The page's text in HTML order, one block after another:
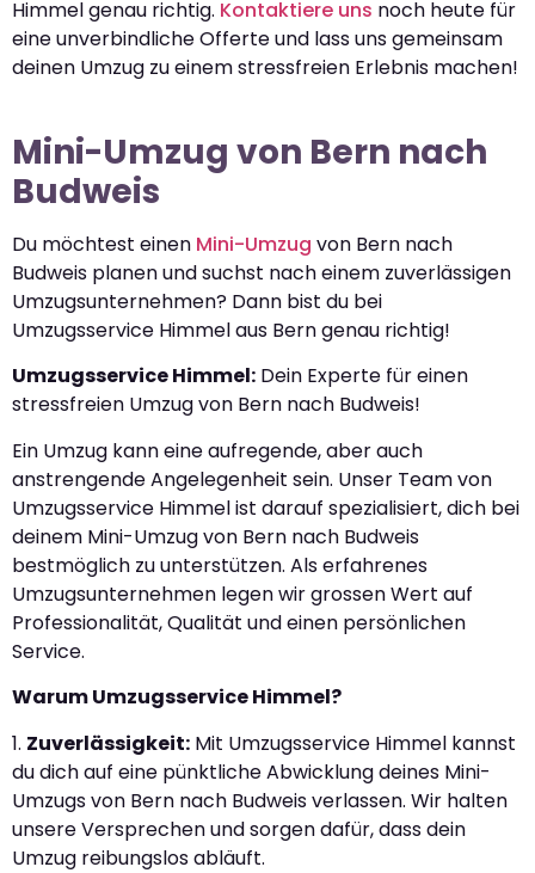
Himmel genau richtig. Kontaktiere uns noch heute für
eine unverbindliche Offerte und lass uns gemeinsam
deinen Umzug zu einem stressfreien Erlebnis machen!
Mini-Umzug von Bern nach
Budweis
Du möchtest einen Mini-Umzug von Bern nach
Budweis planen und suchst nach einem zuverlässigen
Umzugsunternehmen? Dann bist du bei
Umzugsservice Himmel aus Bern genau richtig!
Umzugsservice Himmel: Dein Experte für einen
stressfreien Umzug von Bern nach Budweis!
Ein Umzug kann eine aufregende, aber auch
anstrengende Angelegenheit sein. Unser Team von
Umzugsservice Himmel ist darauf spezialisiert, dich bei
deinem Mini-Umzug von Bern nach Budweis
bestmöglich zu unterstützen. Als erfahrenes
Umzugsunternehmen legen wir grossen Wert auf
Professionalität, Qualität und einen persönlichen
Service.
Warum Umzugsservice Himmel?
1. Zuverlässigkeit: Mit Umzugsservice Himmel kannst
du dich auf eine pünktliche Abwicklung deines Mini-
Umzugs von Bern nach Budweis verlassen. Wir halten
unsere Versprechen und sorgen dafür, dass dein
Umzug reibungslos abläuft.